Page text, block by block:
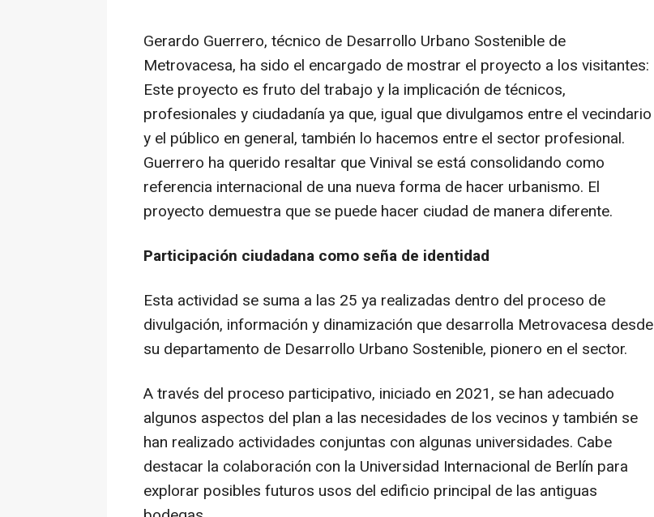
Gerardo Guerrero, técnico de Desarrollo Urbano Sostenible de
Metrovacesa, ha sido el encargado de mostrar el proyecto a los visitantes:
Este proyecto es fruto del trabajo y la implicación de técnicos,
profesionales y ciudadanía ya que, igual que divulgamos entre el vecindario
y el público en general, también lo hacemos entre el sector profesional.
Guerrero ha querido resaltar que Vinival se está consolidando como
referencia internacional de una nueva forma de hacer urbanismo. El
proyecto demuestra que se puede hacer ciudad de manera diferente.
Participación ciudadana como seña de identidad
Esta actividad se suma a las 25 ya realizadas dentro del proceso de
divulgación, información y dinamización que desarrolla Metrovacesa desde
su departamento de Desarrollo Urbano Sostenible, pionero en el sector.
A través del proceso participativo, iniciado en 2021, se han adecuado
algunos aspectos del plan a las necesidades de los vecinos y también se
han realizado actividades conjuntas con algunas universidades. Cabe
destacar la colaboración con la Universidad Internacional de Berlín para
explorar posibles futuros usos del edificio principal de las antiguas